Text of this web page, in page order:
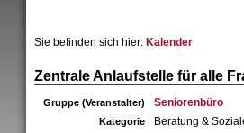
Sie befinden sich hier: Kalender
Zentrale Anlaufstelle für alle
Gruppe (Veranstalter) Seniorenbüro
Kategorie Beratung &